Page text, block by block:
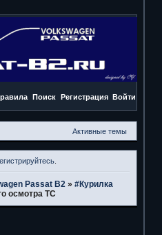
Поиск Регистрация Войти
Активные темы
Passat B2 » #Курилка
осмотра ТС